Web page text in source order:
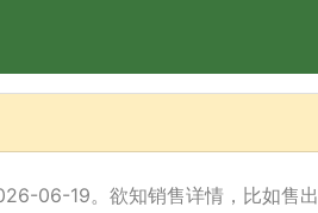
06-19。欲知销售详情，比如售出